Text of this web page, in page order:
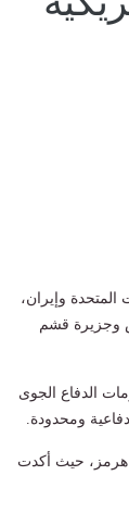
المتحدة وإيران،
وجزيرة قشم
الدفاع الجوى
ومحدودة.
حيث أكدت